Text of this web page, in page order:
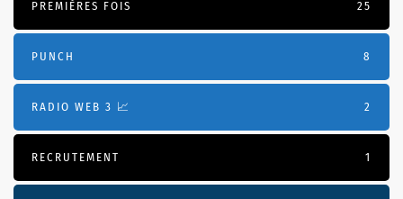
PREMIÈRES FOIS 25
PUNCH 8
RADIO WEB 3 📈 2
RECRUTEMENT 1